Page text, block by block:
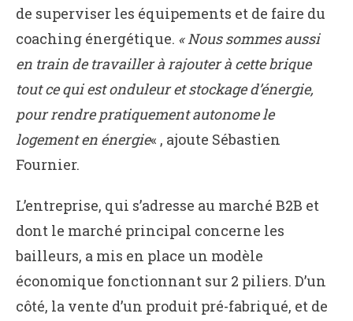
de superviser les équipements et de faire du
coaching énergétique. « Nous sommes aussi
en train de travailler à rajouter à cette brique
tout ce qui est onduleur et stockage d’énergie,
pour rendre pratiquement autonome le
logement en énergie« , ajoute Sébastien
Fournier.
L’entreprise, qui s’adresse au marché B2B et
dont le marché principal concerne les
bailleurs, a mis en place un modèle
économique fonctionnant sur 2 piliers. D’un
côté, la vente d’un produit pré-fabriqué, et de